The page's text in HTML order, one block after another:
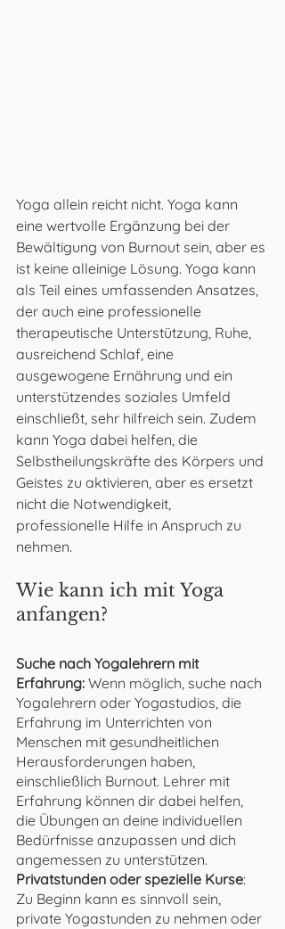
Yoga allein reicht nicht. Yoga kann
eine wertvolle Ergänzung bei der
Bewältigung von Burnout sein, aber es
ist keine alleinige Lösung. Yoga kann
als Teil eines umfassenden Ansatzes,
der auch eine professionelle
therapeutische Unterstützung, Ruhe,
ausreichend Schlaf, eine
ausgewogene Ernährung und ein
unterstützendes soziales Umfeld
einschließt, sehr hilfreich sein. Zudem
kann Yoga dabei helfen, die
Selbstheilungskräfte des Körpers und
Geistes zu aktivieren, aber es ersetzt
nicht die Notwendigkeit,
professionelle Hilfe in Anspruch zu
nehmen.
Wie kann ich mit Yoga
anfangen?
Suche nach Yogalehrern mit
Erfahrung: Wenn möglich, suche nach
Yogalehrern oder Yogastudios, die
Erfahrung im Unterrichten von
Menschen mit gesundheitlichen
Herausforderungen haben,
einschließlich Burnout. Lehrer mit
Erfahrung können dir dabei helfen,
die Übungen an deine individuellen
Bedürfnisse anzupassen und dich
angemessen zu unterstützen.
Privatstunden oder spezielle Kurse:
Zu Beginn kann es sinnvoll sein,
private Yogastunden zu nehmen oder